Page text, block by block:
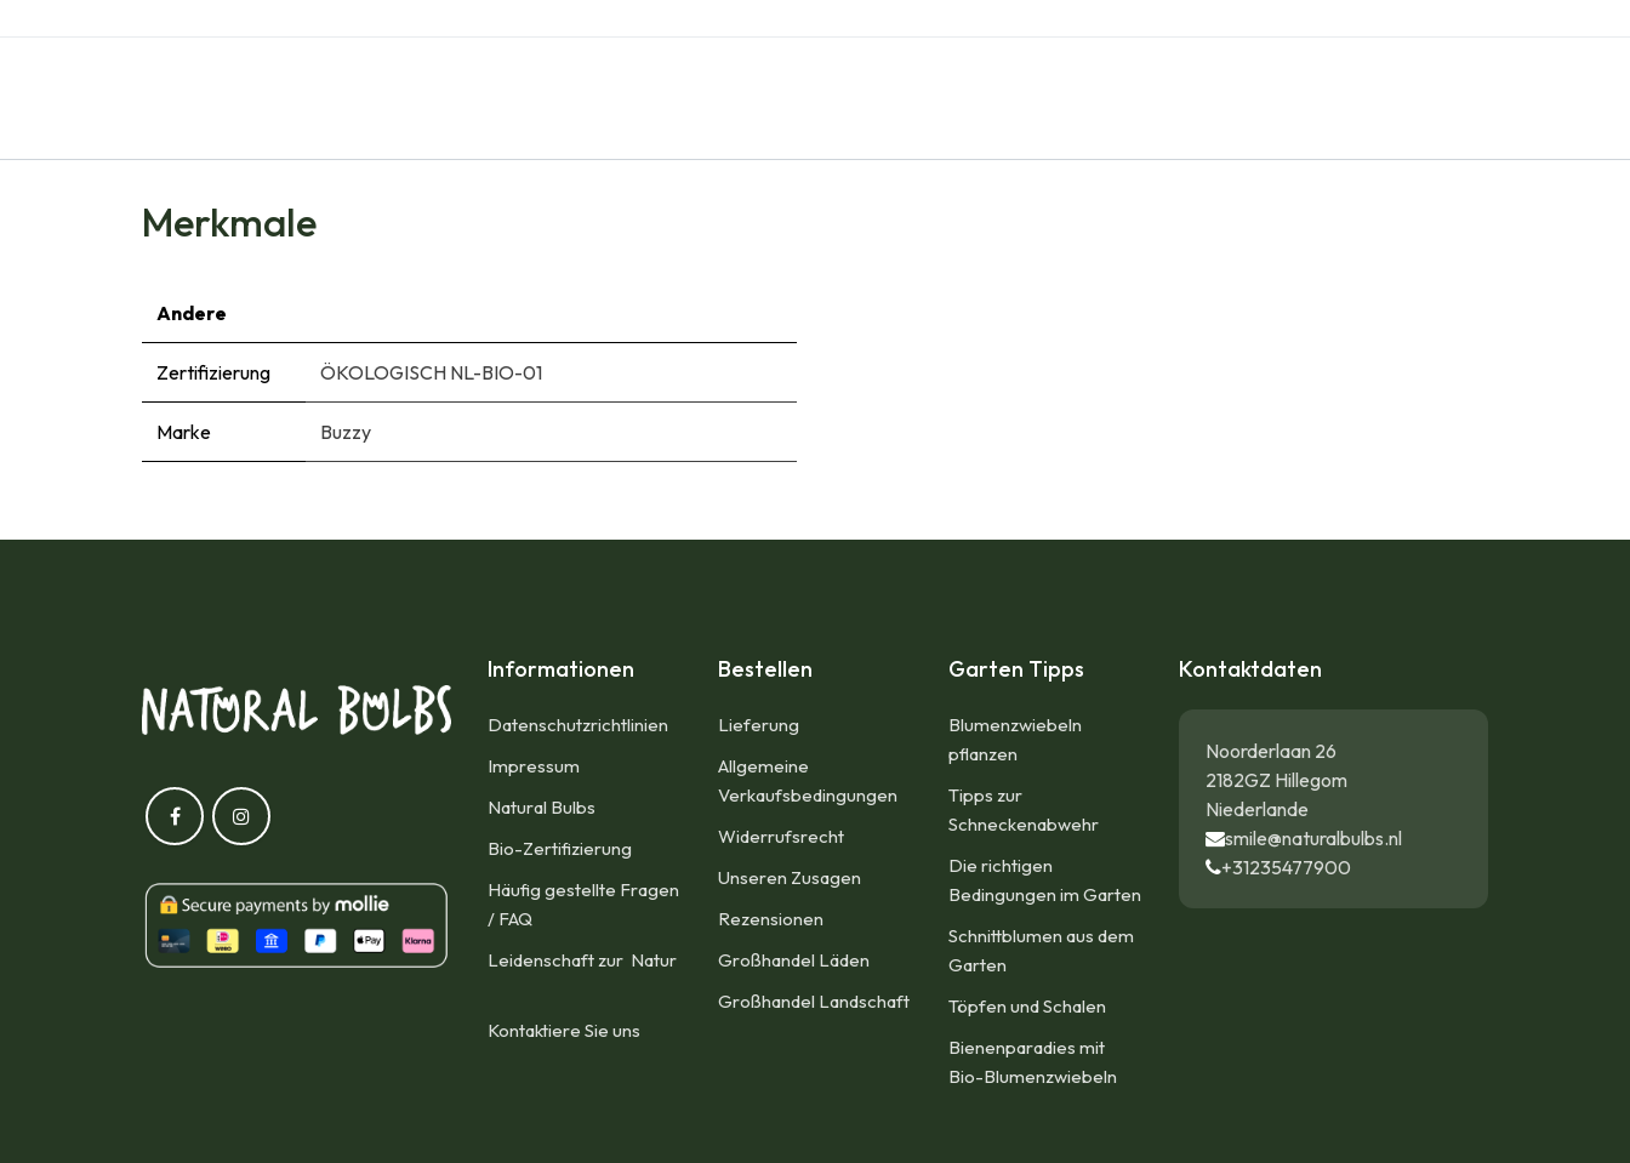
Merkmale
Andere
Zertifizierung ÖKOLOGISCH NL-BIO-01
Marke Buzzy
Informationen
Datenschutzrichtlinien
Impressum​
Natural Bulbs
Bio-Zertifizierung
Häufig gestellte Fragen
/ FAQ
Leidenschaft zur Natur
Kontaktiere Sie uns
Bestellen
Lieferung
Allgemeine
Verkaufsbedingungen​
Widerrufsrecht
Unseren Zusagen
Rezensionen​
Großhandel Läden
Großhandel Landschaft
Garten Tipps
Blumenzwiebeln
pflanzen
Tipps zur
Schneckenabwehr
Die richtigen
Bedingungen im Garten
Schnittblumen aus dem
Garten
Töpfen und Schalen
Bienenparadies mit
Bio-Blumenzwiebeln
Kontaktdaten
Noorderlaan 26
2182GZ Hillegom
Niederlande
smile@naturalbulbs.nl
+31235477900